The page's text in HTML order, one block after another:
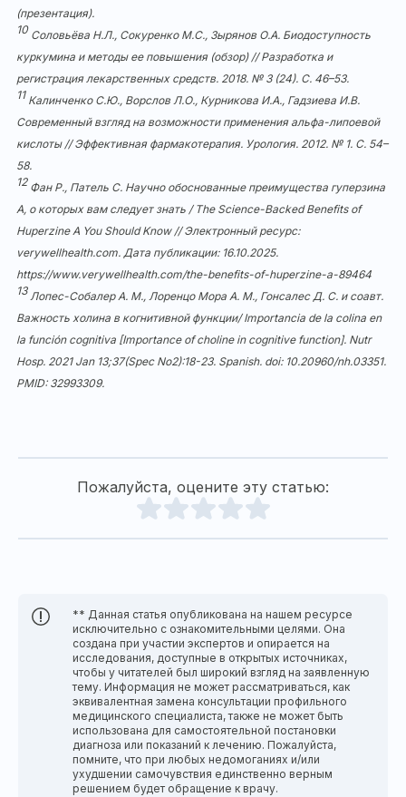
(презентация).
10 Соловьёва Н.Л., Сокуренко М.С., Зырянов О.А. Биодоступность
куркумина и методы ее повышения (обзор) // Разработка и
регистрация лекарственных средств. 2018. № 3 (24). С. 46–53.
11 Калинченко С.Ю., Ворслов Л.О., Курникова И.А., Гадзиева И.В.
Современный взгляд на возможности применения альфа-липоевой
кислоты // Эффективная фармакотерапия. Урология. 2012. № 1. С. 54–
58.
12 Фан Р., Патель С. Научно обоснованные преимущества гуперзина
А, о которых вам следует знать / The Science-Backed Benefits of
Huperzine A You Should Know // Электронный ресурс:
verywellhealth.com. Дата публикации: 16.10.2025.
https://www.verywellhealth.com/the-benefits-of-huperzine-a-89464
13Лопес-Собалер А. М., Лоренцо Мора А. М., Гонсалес Д. С. и соавт.
Важность холина в когнитивной функции/ Importancia de la colina en
la función cognitiva [Importance of choline in cognitive function]. Nutr
Hosp. 2021 Jan 13;37(Spec No2):18-23. Spanish. doi: 10.20960/nh.03351.
PMID: 32993309.
Пожалуйста, оцените эту статью:
** Данная статья опубликована на нашем ресурсе
исключительно с ознакомительными целями. Она
создана при участии экспертов и опирается на
исследования, доступные в открытых источниках,
чтобы у читателей был широкий взгляд на заявленную
тему. Информация не может рассматриваться, как
эквивалентная замена консультации профильного
медицинского специалиста, также не может быть
использована для самостоятельной постановки
диагноза или показаний к лечению. Пожалуйста,
помните, что при любых недомоганиях и/или
ухудшении самочувствия единственно верным
решением будет обращение к врачу.